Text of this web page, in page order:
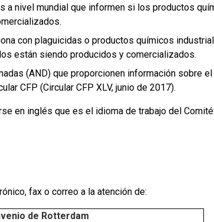
a nivel mundial que informen si los productos
con plaguicidas o productos químicos
están siendo producidos y comercializados.
(AND) que proporcionen información sobre
CFP (Circular CFP XLV, junio de 2017).
en inglés que es el idioma de trabajo del
fax o correo a la atención de:
de Rotterdam